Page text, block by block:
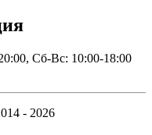
Сб-Вс: 10:00-18:00
- 2026